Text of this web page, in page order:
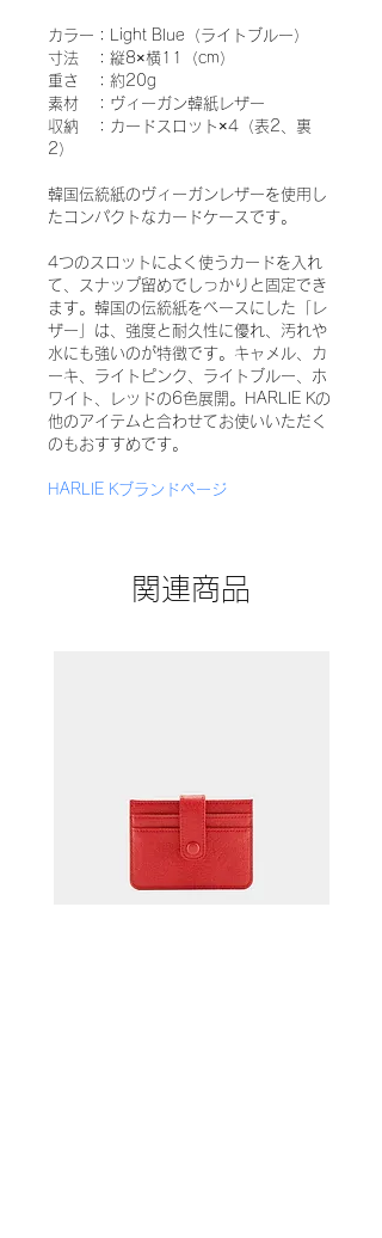
カラー：Light Blue（ライトブルー）
寸法　：縦8×横11（cm）
重さ　：約20g
素材　：ヴィーガン韓紙レザー
収納　：カードスロット×4（表2、裏
2）
韓国伝統紙のヴィーガンレザーを使用し
たコンパクトなカードケースです。
4つのスロットによく使うカードを入れ
て、スナップ留めでしっかりと固定でき
ます。韓国の伝統紙をベースにした「レ
ザー」は、強度と耐久性に優れ、汚れや
水にも強いのが特徴です。キャメル、カ
ーキ、ライトピンク、ライトブルー、ホ
ワイト、レッドの6色展開。HARLIE Kの
他のアイテムと合わせてお使いいただく
のもおすすめです。
HARLIE Kブランドページ
関連商品